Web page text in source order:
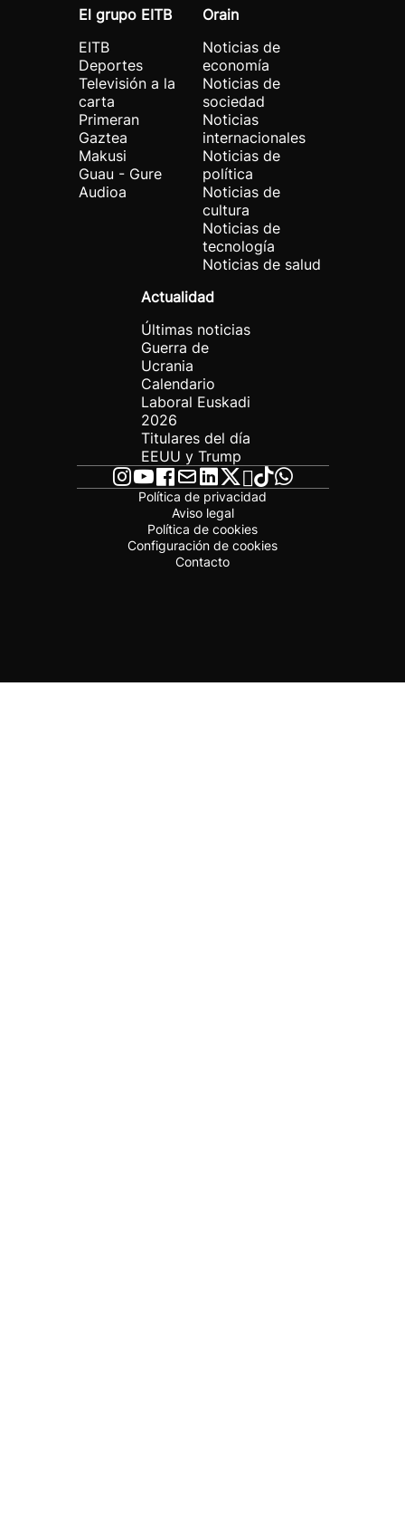
El grupo EITB
EITB
Deportes
Televisión a la
carta
Primeran
Gaztea
Makusi
Guau - Gure
Audioa
Orain
Noticias de
economía
Noticias de
sociedad
Noticias
internacionales
Noticias de
política
Noticias de
cultura
Noticias de
tecnología
Noticias de salud
Actualidad
Últimas noticias
Guerra de
Ucrania
Calendario
Laboral Euskadi
2026
Titulares del día
EEUU y Trump
Política de privacidad
Aviso legal
Política de cookies
Configuración de cookies
Contacto